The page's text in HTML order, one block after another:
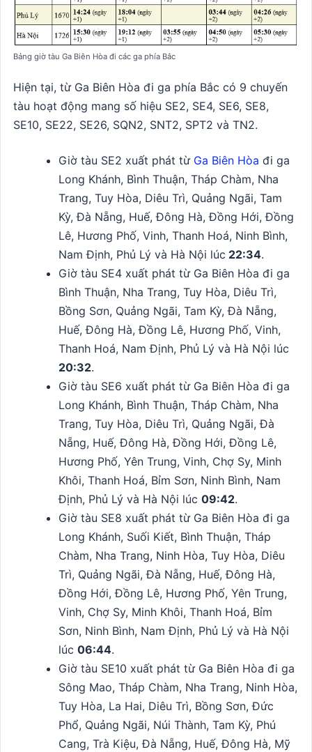
Bảng giờ tàu Ga Biên Hòa đi các ga phía Bắc
Hiện tại, từ Ga Biên Hòa đi ga phía Bắc có 9 chuyến
tàu hoạt động mang số hiệu SE2, SE4, SE6, SE8,
SE10, SE22, SE26, SQN2, SNT2, SPT2 và TN2.
Giờ tàu SE2 xuất phát từ Ga Biên Hòa đi ga
Long Khánh, Bình Thuận, Tháp Chàm, Nha
Trang, Tuy Hòa, Diêu Trì, Quảng Ngãi, Tam
Kỳ, Đà Nẵng, Huế, Đông Hà, Đồng Hới, Đồng
Lê, Hương Phố, Vinh, Thanh Hoá, Ninh Bình,
Nam Định, Phủ Lý và Hà Nội lúc 22:34.
Giờ tàu SE4 xuất phát từ Ga Biên Hòa đi ga
Bình Thuận, Nha Trang, Tuy Hòa, Diêu Trì,
Bồng Sơn, Quảng Ngãi, Tam Kỳ, Đà Nẵng,
Huế, Đông Hà, Đồng Lê, Hương Phố, Vinh,
Thanh Hoá, Nam Định, Phủ Lý và Hà Nội lúc
20:32.
Giờ tàu SE6 xuất phát từ Ga Biên Hòa đi ga
Long Khánh, Bình Thuận, Tháp Chàm, Nha
Trang, Tuy Hòa, Diêu Trì, Quảng Ngãi, Đà
Nẵng, Huế, Đông Hà, Đồng Hới, Đồng Lê,
Hương Phố, Yên Trung, Vinh, Chợ Sy, Minh
Khôi, Thanh Hoá, Bỉm Sơn, Ninh Bình, Nam
Định, Phủ Lý và Hà Nội lúc09:42.
Giờ tàu SE8 xuất phát từ Ga Biên Hòa đi ga
Long Khánh, Suối Kiết, Bình Thuận, Tháp
Chàm, Nha Trang, Ninh Hòa, Tuy Hòa, Diêu
Trì, Quảng Ngãi, Đà Nẵng, Huế, Đông Hà,
Đồng Hới, Đồng Lê, Hương Phố, Yên Trung,
Vinh, Chợ Sy, Minh Khôi, Thanh Hoá, Bỉm
Sơn, Ninh Bình, Nam Định, Phủ Lý và Hà Nội
lúc06:44.
Giờ tàu SE10 xuất phát từ Ga Biên Hòa đi ga
Sông Mao, Tháp Chàm, Nha Trang, Ninh Hòa,
Tuy Hòa, La Hai, Diêu Trì, Bồng Sơn, Đức
Phổ, Quảng Ngãi, Núi Thành, Tam Kỳ, Phú
Cang, Trà Kiệu, Đà Nẵng, Huế, Đông Hà, Mỹ